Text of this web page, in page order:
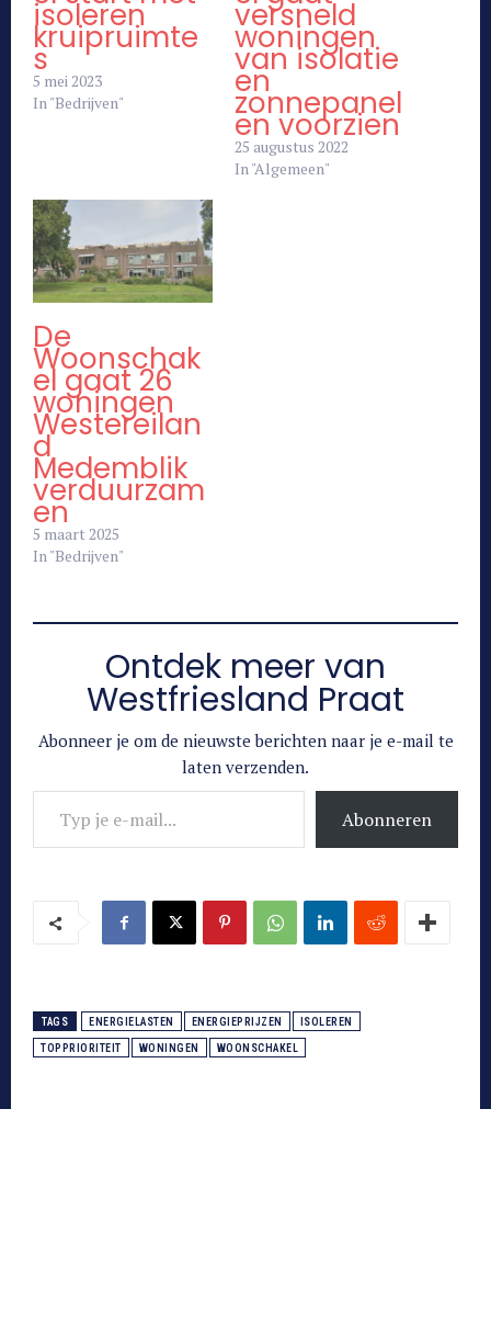
isoleren
kruipruimte
s
5 mei 2023
In "Bedrijven"
versneld
woningen
van isolatie
en
zonnepanel
en voorzien
25 augustus 2022
In "Algemeen"
De
Woonschak
el gaat 26
woningen
Westereilan
d
Medemblik
verduurzam
en
5 maart 2025
In "Bedrijven"
Ontdek meer van
Westfriesland Praat
Abonneer je om de nieuwste berichten naar je e-mail te
laten verzenden.
Typ je e-mail...
Abonneren
TAGS ENERGIELASTEN ENERGIEPRIJZEN ISOLEREN
TOPPRIORITEIT WONINGEN WOONSCHAKEL